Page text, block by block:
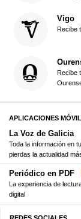
Vigo
Recibe
Recibe
APLICACIONES
La Voz de Galicia
Toda la información en
pierdas la actualidad
Periódico en PDF
La experiencia de
digital
REDES SOCIALES